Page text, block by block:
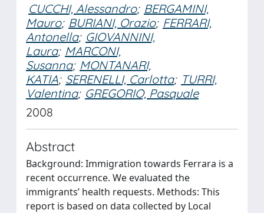
CUCCHI, Alessandro; BERGAMINI,
Mauro; BURIANI, Orazio; FERRARI,
Antonella; GIOVANNINI,
Laura; MARCONI,
Susanna; MONTANARI,
KATIA; SERENELLI, Carlotta; TURRI,
Valentina; GREGORIO, Pasquale
2008
Abstract
Background: Immigration towards Ferrara is a
recent occurrence. We evaluated the
immigrants’ health requests. Methods: This
report is based on data collected by Local